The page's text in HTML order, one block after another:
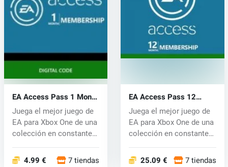
EA Access Pass 1 Month
Xbox One
Juega el mejor juego de
EA para Xbox One de una
colección en constante
4.99 € 7 tiendas
EA Access Pass 12
Month Xbox One
Juega el mejor juego de
EA para Xbox One de una
colección en constante
25.09 € 7 tiendas